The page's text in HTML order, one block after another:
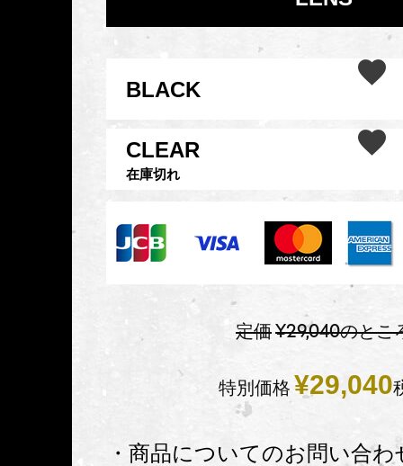
BLACK
CLEAR
在庫切れ
定価¥29,040のとこ
特別価格 ¥29,040
・商品についてのお問い合わ